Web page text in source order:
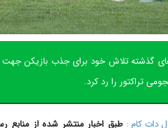
گذشته تلاش خود برای جذب بازیکن
تراکتور را رد کرد.
دات کام : طبق اخبار منتشر شده از منابع